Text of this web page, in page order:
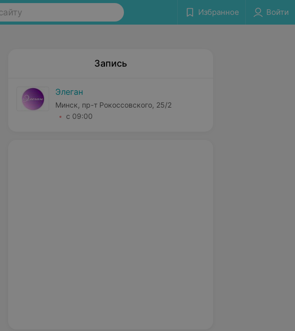
Избранное Войти
Запись
Элеган
Минск, пр-т Рокоссовского, 25/2
с 09:00